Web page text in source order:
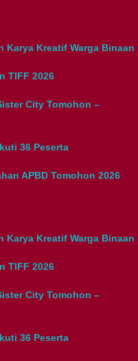
Karya Kreatif Warga Binaan
TIFF 2026
City Tomohon –
36 Peserta
APBD Tomohon 2026
Karya Kreatif Warga Binaan
TIFF 2026
City Tomohon –
36 Peserta